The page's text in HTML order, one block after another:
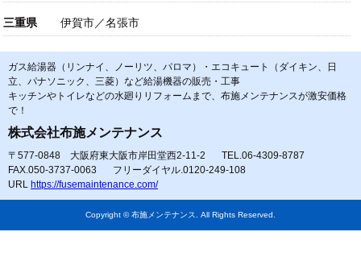
三重県 伊賀市／名張市
ガス給湯器（リンナイ、ノーリツ、パロマ）・エコキュート（ダイキン、日
立、パナソニック、三菱）など給湯機器の販売・工事
キッチンやトイレなどの水廻りリフォームまで、布施メンテナンスが激安価格
で！
株式会社布施メンテナンス
〒577-0848 大阪府東大阪市岸田堂西2-11-2
TEL.06-4309-8787
FAX.050-3737-0063
フリーダイヤル.0120-249-108
URL https://fusemaintenance.com/
Copyright © 布施メンテナンス. All Rights Reserved.